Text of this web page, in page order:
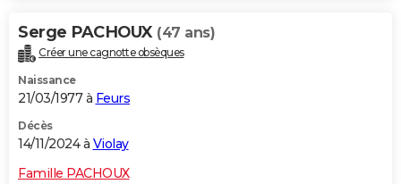
Serge PACHOUX (47 ans)
Créer une cagnotte obsèques
Naissance
21/03/1977 à Feurs
Décès
14/11/2024 à Violay
Famille PACHOUX